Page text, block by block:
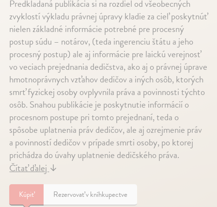
Predkladaná publikácia si na rozdiel od všeobecných
zvyklostí výkladu právnej úpravy kladie za cieľ poskytnúť
nielen základné informácie potrebné pre procesný
postup súdu – notárov, (teda ingerenciu štátu a jeho
procesný postup) ale aj informácie pre laickú verejnosť
vo veciach prejednania dedičstva, ako aj o právnej úprave
hmotnoprávnych vzťahov dedičov a iných osôb, ktorých
smrť fyzickej osoby ovplyvnila práva a povinnosti týchto
osôb. Snahou publikácie je poskytnutie informácií o
procesnom postupe pri tomto prejednaní, teda o
spôsobe uplatnenia práv dedičov, ale aj ozrejmenie práv
a povinností dedičov v prípade smrti osoby, po ktorej
prichádza do úvahy uplatnenie dedičského práva.
Čítať ďalej ↓
Kúpiť Rezervovať v kníhkupectve